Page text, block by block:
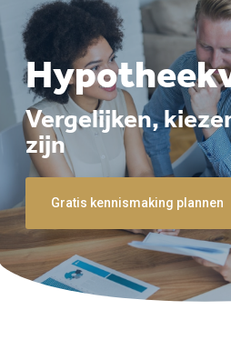
Vergelijken,
zijn
Gratis kennismaking plannen